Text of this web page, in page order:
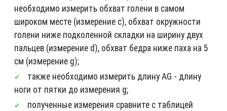
необходимо измерить обхват голени в самом
широком месте (измерение c), обхват окружности
голени ниже подколенной складки на ширину двух
пальцев (измерение d), обхват бедра ниже паха на 5
см (измерение g);
также необходимо измерить длину AG - длину
ноги от пятки до измерения g;
полученные измерения сравните с таблицей